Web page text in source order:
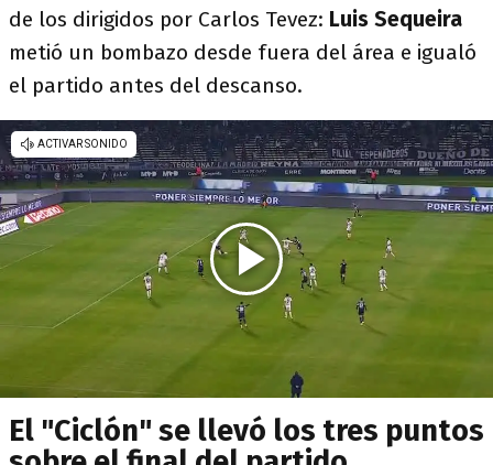
de los dirigidos por Carlos Tevez: Luis Sequeira
metió un bombazo desde fuera del área e igualó
el partido antes del descanso.
El "Ciclón" se llevó los tres puntos